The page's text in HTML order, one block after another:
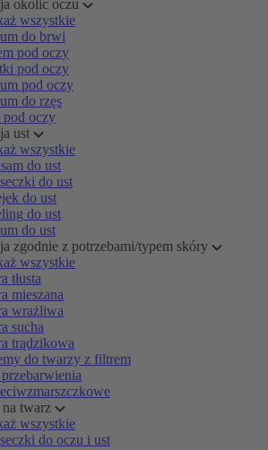
okolic oczu
wszystkie
do brwi
pod oczy
pod oczy
pod oczy
do rzęs
pod oczy
ust
wszystkie
do ust
do ust
do ust
do ust
do ust
zgodnie z potrzebami/typem skóry
wszystkie
tłusta
mieszana
wrażliwa
sucha
trądzikowa
do twarzy z filtrem
twarz
wszystkie
do oczu i ust